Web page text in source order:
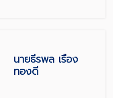
นายธีรพล เรือง
ทองดี